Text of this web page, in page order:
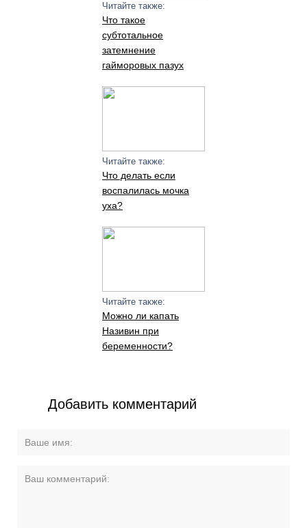
Читайте также:
Что такое
субтотальное
затемнение
гайморовых пазух
Читайте также:
Что делать если
воспалилась мочка
уха?
Читайте также:
Можно ли капать
Називин при
беременности?
Добавить комментарий